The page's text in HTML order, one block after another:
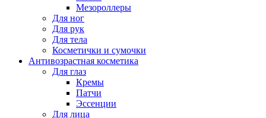
Мезороллеры
Для ног
Для рук
Для тела
Косметички и сумочки
Антивозрастная косметика
Для глаз
Кремы
Патчи
Эссенции
Для лица